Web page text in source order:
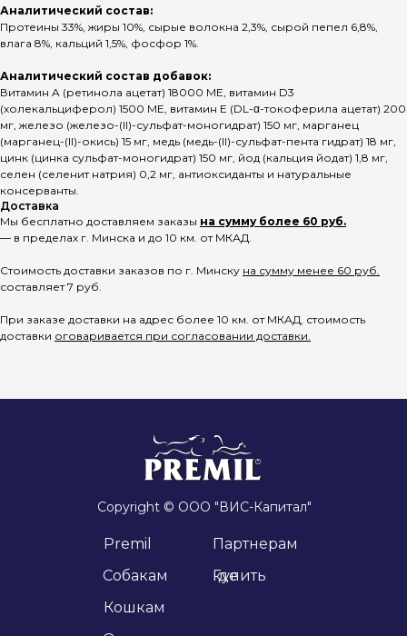
Аналитический состав:
Протеины 33%, жиры 10%, сырые волокна 2,3%, сырой пепел 6,8%,
влага 8%, кальций 1,5%, фосфор 1%.
Аналитический состав добавок:
Витамин A (ретинола ацетат) 18000 МЕ, витамин D3
(холекальциферол) 1500 МЕ, витамин E (DL-α-токоферила ацетат) 200
мг, железо (железо-(II)-сульфат-моногидрат) 150 мг, марганец
(марганец-(II)-окись) 15 мг, медь (медь-(II)-сульфат-пента гидрат) 18 мг,
цинк (цинка сульфат-моногидрат) 150 мг, йод (кальция йодат) 1,8 мг,
селен (селенит натрия) 0,2 мг, aнтиоксиданты и натуральные
консерванты.
Доставка
Мы бесплатно доставляем заказы на сумму более 60 руб.
— в пределах г. Минска и до 10 км. от МКАД.
Стоимость доставки заказов по г. Минску на сумму менее 60 руб.
составляет 7 руб.
При заказе доставки на адрес более 10 км. от МКАД, стоимость
доставки оговаривается при согласовании доставки.
Copyright © ООО "ВИС-Капитал"
Premil
Cобакам
Кошкам
Партнерам
Где купить